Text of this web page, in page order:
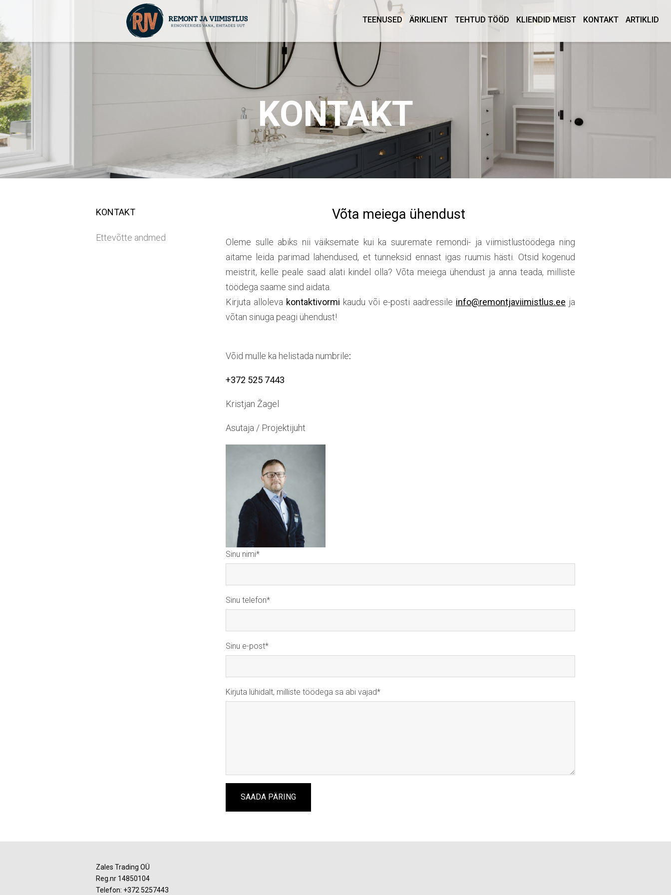
TEENUSED ÄRIKLIENT TEHTUD TÖÖD KLIENDID MEIST KONTAKT ARTIKLID
KONTAKT
KONTAKT
Ettevõtte andmed
Võta meiega ühendust
Oleme sulle abiks nii väiksemate kui ka suuremate remondi- ja viimistlustöödega ning
aitame leida parimad lahendused, et tunneksid ennast igas ruumis hästi. Otsid kogenud
meistrit, kelle peale saad alati kindel olla? Võta meiega ühendust ja anna teada, milliste
töödega saame sind aidata.
Kirjuta alloleva kontaktivormi kaudu või e-posti aadressile info@remontjaviimistlus.ee ja
võtan sinuga peagi ühendust!
Võid mulle ka helistada numbrile:
+372 525 7443
Kristjan Žagel
Asutaja / Projektijuht
Sinu nimi
Sinu telefon
Sinu e-post
Kirjuta lühidalt, milliste töödega sa abi vajad
Zales Trading OÜ
Reg.nr 14850104
Telefon: +372 5257443